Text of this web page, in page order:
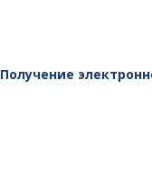
Получение